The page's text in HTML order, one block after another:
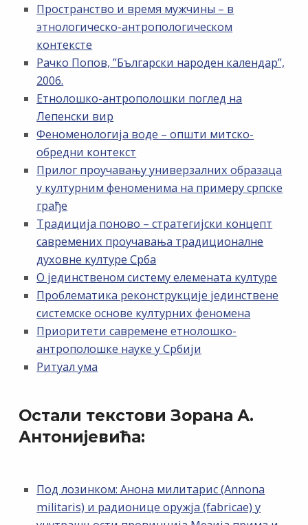
Пространство и время мужчины – в
этнологическо-антропологическом
контексте
Рачко Попов, ”Български народен календар”,
2006.
Етнолошко-антрополошки поглед на
Лепенски вир
Феноменологија воде – општи митско-
обредни контекст
Прилог проучавању универзалних образаца
у културним феноменима на примеру српске
грађе
Традиција поново – стратегијски концепт
савремених проучавања традиционалне
духовне културе Срба
О јединственом систему елемената културе
Проблематика реконструкције јединствене
системске основе културних феномена
Приоритети савремене етнолошко-
антрополошке науке у Србији
Ритуал ума
Остали текстови Зорана А.
Антонијевића:
Под лозинком: Анона милитарис (Annona
militaris) и радионице оружја (fabricae) у